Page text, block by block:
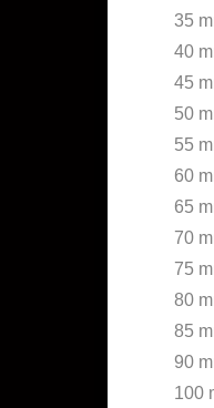
35
40
45
50
55
60
65
70
75
80
85
90
100